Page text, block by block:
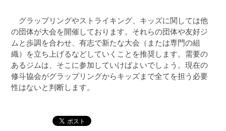
グラップリングやストライキング、キッズに関しては他
の団体が大会を開催しております。それらの団体や友好ジ
ムと歩調を合わせ、有志で新たな大会（または専門の組
織）を立ち上げるなどしていくことを推奨します。需要の
あるジムは、そこに参加していけばよいでしょう。現在の
修斗協会がグラップリングからキッズまで全てを担う必要
性はないと判断します。